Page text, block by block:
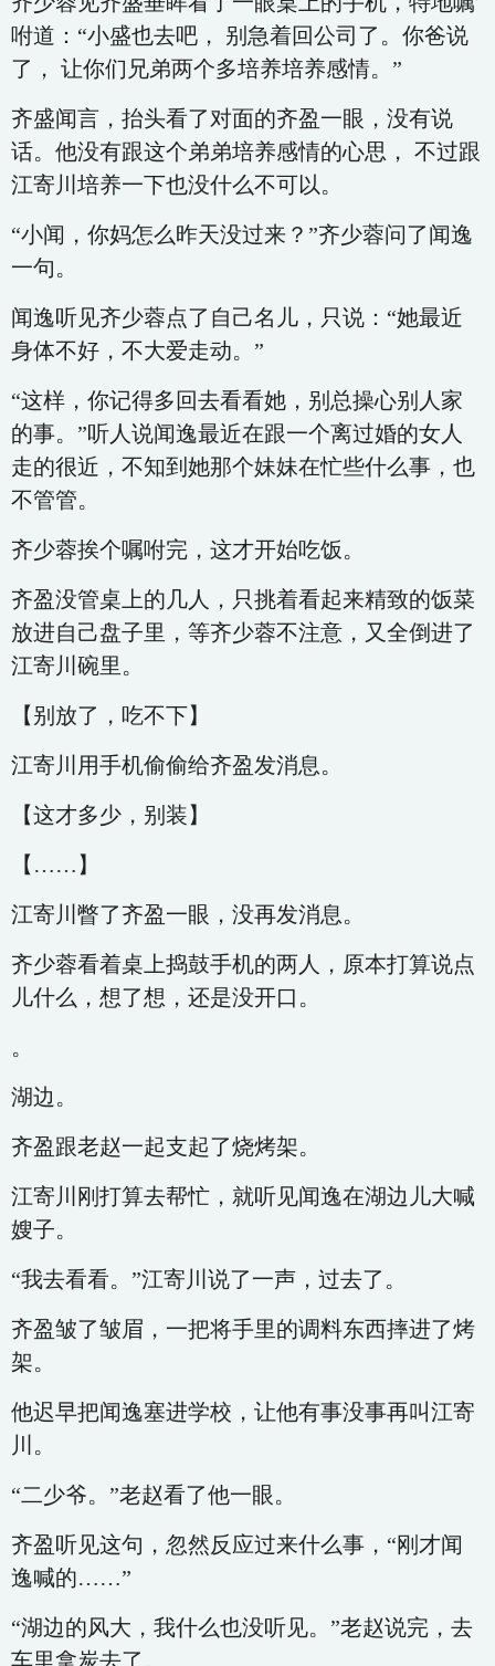
咐道：“小盛也去吧， 别急着回公司了。你爸说
了， 让你们兄弟两个多培养培养感情。”
齐盛闻言，抬头看了对面的齐盈一眼，没有说
话。他没有跟这个弟弟培养感情的心思， 不过跟
江寄川培养一下也没什么不可以。
“小闻，你妈怎么昨天没过来？”齐少蓉问了闻逸
一句。
闻逸听见齐少蓉点了自己名儿，只说：“她最近
身体不好，不大爱走动。”
“这样，你记得多回去看看她，别总操心别人家
的事。”听人说闻逸最近在跟一个离过婚的女人
走的很近，不知到她那个妹妹在忙些什么事，也
不管管。
齐少蓉挨个嘱咐完，这才开始吃饭。
齐盈没管桌上的几人，只挑着看起来精致的饭菜
放进自己盘子里，等齐少蓉不注意，又全倒进了
江寄川碗里。
【别放了，吃不下】
江寄川用手机偷偷给齐盈发消息。
【这才多少，别装】
【……】
江寄川瞥了齐盈一眼，没再发消息。
齐少蓉看着桌上捣鼓手机的两人，原本打算说点
儿什么，想了想，还是没开口。
。
湖边。
齐盈跟老赵一起支起了烧烤架。
江寄川刚打算去帮忙，就听见闻逸在湖边儿大喊
嫂子。
“我去看看。”江寄川说了一声，过去了。
齐盈皱了皱眉，一把将手里的调料东西摔进了烤
架。
他迟早把闻逸塞进学校，让他有事没事再叫江寄
川。
“二少爷。”老赵看了他一眼。
齐盈听见这句，忽然反应过来什么事，“刚才闻
逸喊的……”
“湖边的风大，我什么也没听见。”老赵说完，去
车里拿炭去了。